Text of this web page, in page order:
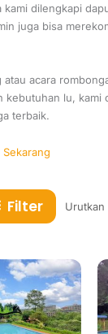
kami dilengkapi
juga bisa
atau acara
kebutuhan lu, kami
terbaik.
Filter